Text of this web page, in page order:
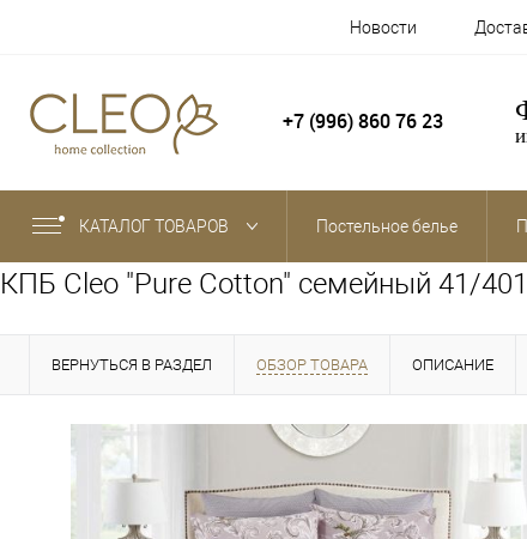
Новости
+7 (996) 860 76 23
КАТАЛОГ ТОВАРОВ Постельное белье
КПБ Cleo "Pure Cotton" семейный 41/
ВЕРНУТЬСЯ В РАЗДЕЛ ОБЗОР ТОВАРА ОПИСАНИЕ